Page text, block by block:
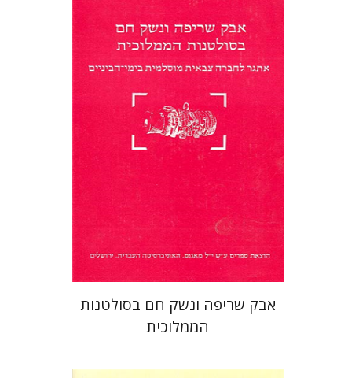
דוד איילון
משה זינגר
אבק שריפה ונשק חם בסולטנות
הממלוכית